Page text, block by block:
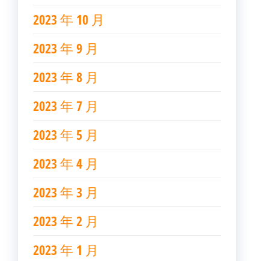
2023 年 10 月
2023 年 9 月
2023 年 8 月
2023 年 7 月
2023 年 5 月
2023 年 4 月
2023 年 3 月
2023 年 2 月
2023 年 1 月